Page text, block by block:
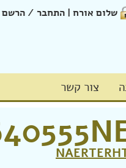
שלום אורח | התחבר / הרשם
צור קשר